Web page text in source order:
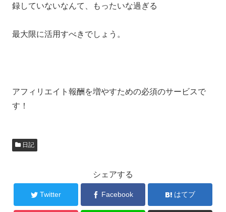
録していないなんて、もったいな過ぎる
最大限に活用すべきでしょう。
アフィリエイト報酬を増やすための必須のサービスで
す！
日記
シェアする
Twitter Facebook はてブ